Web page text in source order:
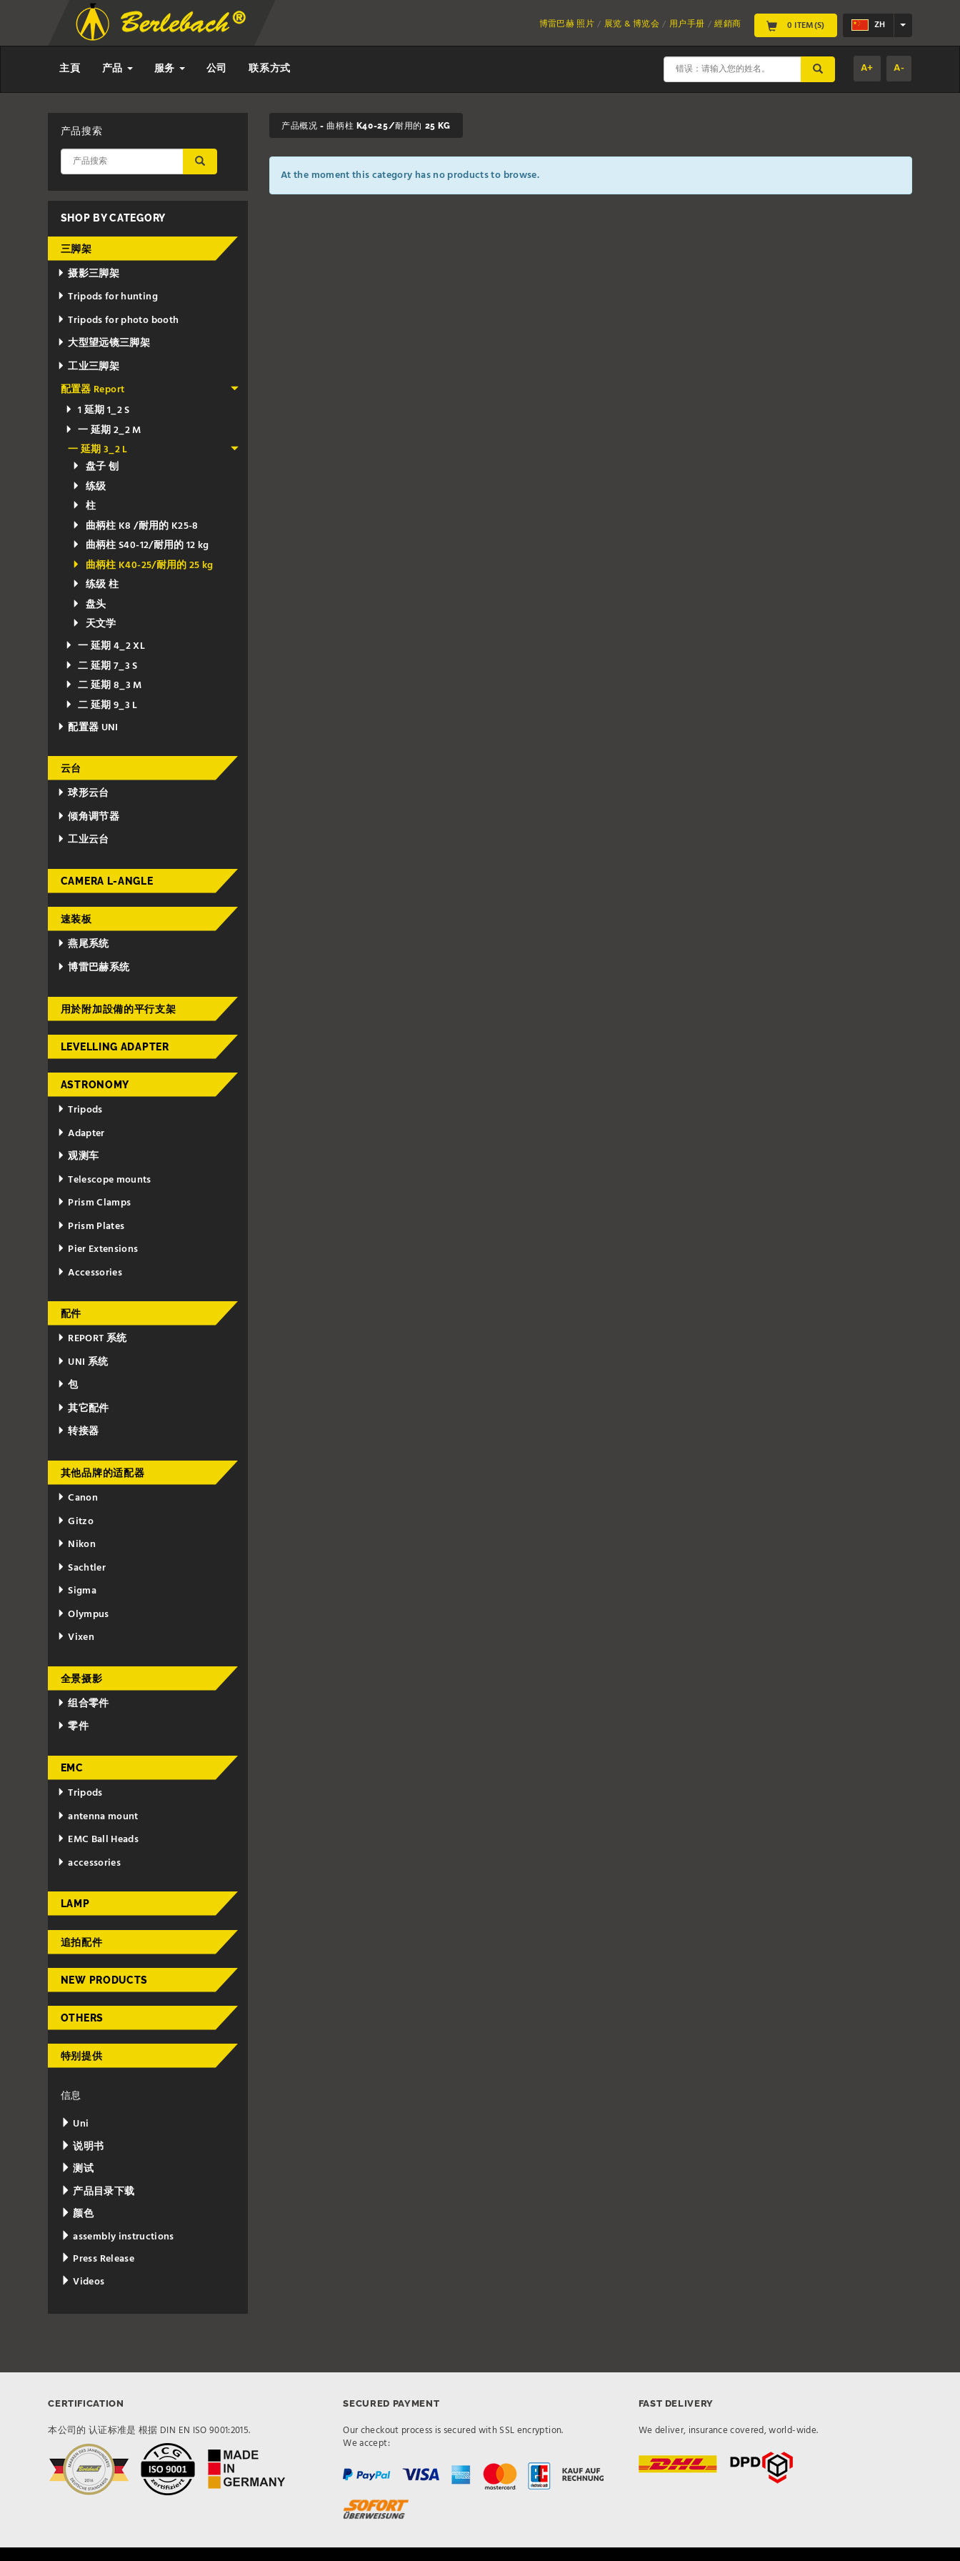
ZH
0 ITEM(S)
博雷巴赫 照片 展览 & 博览会 用户手册 經銷商
主頁 产品 服务 公司 联系方式 A+ A-
SUBMIT
产品概况 - 曲柄柱 K40-25/耐用的 25 KG
At the moment this category has no products to browse.
产品搜索
SHOP BY CATEGORY
三脚架
摄影三脚架
Tripods for hunting
Tripods for photo booth
大型望远镜三脚架
工业三脚架
配置器 Report
1 延期 1_2 S
一 延期 2_2 M
一 延期 3_2 L
盘子 刨
练级
柱
曲柄柱 K8 /耐用的 K25-8
曲柄柱 S40-12/耐用的 12 kg
曲柄柱 K40-25/耐用的 25 kg
练级 柱
盘头
天文学
一 延期 4_2 XL
二 延期 7_3 S
二 延期 8_3 M
二 延期 9_3 L
配置器 UNI
云台
球形云台
倾角调节器
工业云台
CAMERA L-ANGLE
速装板
燕尾系统
博雷巴赫系统
用於附加設備的平行支架
LEVELLING ADAPTER
ASTRONOMY
Tripods
Adapter
观测车
Telescope mounts
Prism Clamps
Prism Plates
Pier Extensions
Accessories
配件
REPORT 系统
UNI 系统
包
其它配件
转接器
其他品牌的适配器
Canon
Gitzo
Nikon
Sachtler
Sigma
Olympus
Vixen
全景摄影
组合零件
零件
EMC
Tripods
antenna mount
EMC Ball Heads
accessories
LAMP
追拍配件
NEW PRODUCTS
OTHERS
特别提供
信息
Uni
说明书
测试
产品目录下载
颜色
assembly instructions
Press Release
Videos
CERTIFICATION
本公司的 认证标准是 根据 DIN EN ISO 9001:2015.
SECURED PAYMENT
Our checkout process is secured with SSL encryption.
We accept:
FAST DELIVERY
We deliver, insurance covered, world-wide.